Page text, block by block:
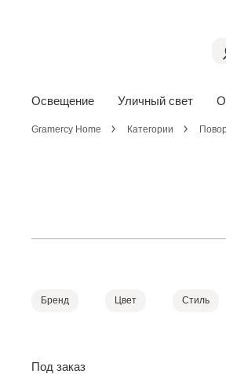
Освещение Уличный свет
Gramercy Home Категории
Бренд Цвет Стиль
Под заказ